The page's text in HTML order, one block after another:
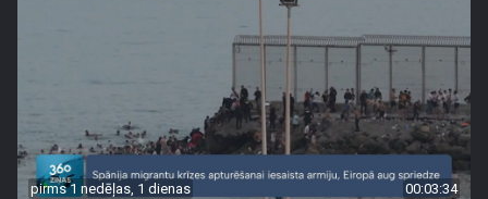
pirms 1 nedēļas, 1 dienas 00:03:34